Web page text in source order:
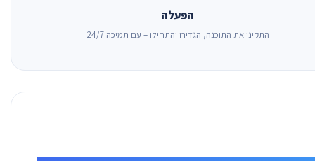
הפעלה
התקינו את התוכנה, הגדירו והתחילו – עם תמיכה 24/7.